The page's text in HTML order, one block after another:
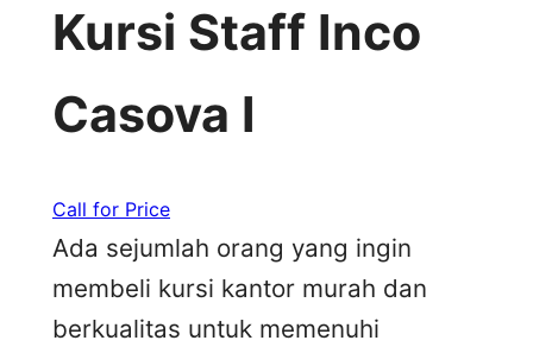
Kursi Staff Inco
Casova I
Call for Price
Ada sejumlah orang yang ingin
membeli kursi kantor murah dan
berkualitas untuk memenuhi